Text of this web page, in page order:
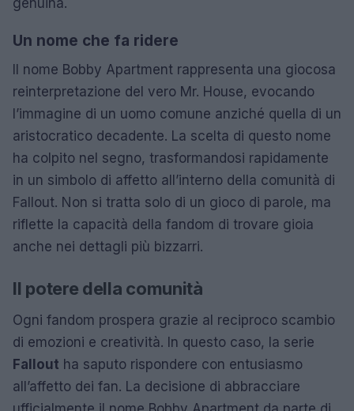
Un nome che fa ridere
Il nome Bobby Apartment rappresenta una giocosa
reinterpretazione del vero Mr. House, evocando
l’immagine di un uomo comune anziché quella di un
aristocratico decadente. La scelta di questo nome
ha colpito nel segno, trasformandosi rapidamente
in un simbolo di affetto all’interno della comunità di
Fallout. Non si tratta solo di un gioco di parole, ma
riflette la capacità della fandom di trovare gioia
anche nei dettagli più bizzarri.
Il potere della comunità
Ogni fandom prospera grazie al reciproco scambio
di emozioni e creatività. In questo caso, la serie
Fallout ha saputo rispondere con entusiasmo
all’affetto dei fan. La decisione di abbracciare